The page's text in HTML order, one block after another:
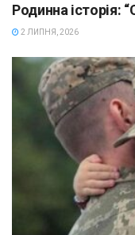
Родинна історія:
2 ЛИПНЯ, 2026